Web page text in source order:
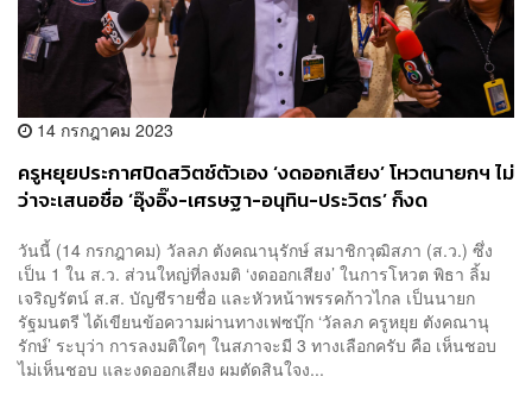
14 กรกฎาคม 2023
ครูหยุยประกาศปิดสวิตช์ตัวเอง ‘งดออกเสียง’ โหวตนายกฯ ไม่
ว่าจะเสนอชื่อ ‘อุ๊งอิ๊ง-เศรษฐา-อนุทิน-ประวิตร’ ก็งด
วันนี้ (14 กรกฎาคม) วัลลภ ตังคณานุรักษ์ สมาชิกวุฒิสภา (ส.ว.) ซึ่ง
เป็น 1 ใน ส.ว. ส่วนใหญ่ที่ลงมติ ‘งดออกเสียง’ ในการโหวต พิธา ลิ้ม
เจริญรัตน์ ส.ส. บัญชีรายชื่อ และหัวหน้าพรรคก้าวไกล เป็นนายก
รัฐมนตรี ได้เขียนข้อความผ่านทางเฟซบุ๊ก ‘วัลลภ ครูหยุย ตังคณานุ
รักษ์’ ระบุว่า การลงมติใดๆ ในสภาจะมี 3 ทางเลือกครับ คือ เห็นชอบ
ไม่เห็นชอบ และงดออกเสียง ผมตัดสินใจง...